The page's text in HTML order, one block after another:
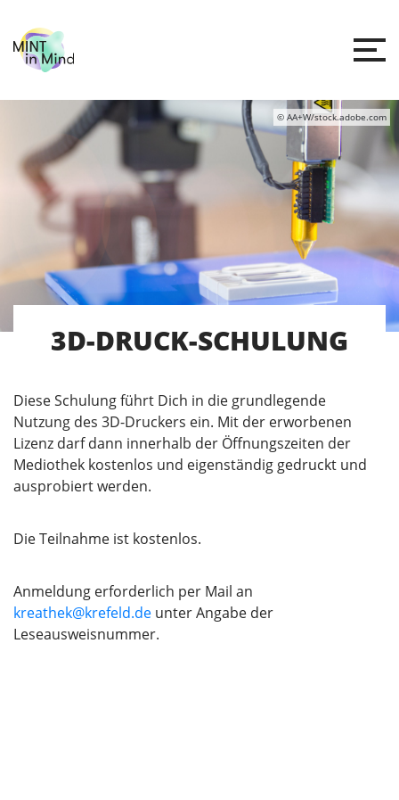
© AA+W/stock.adobe.com
3D-DRUCK-SCHULUNG
Diese Schulung führt Dich in die grundlegende
Nutzung des 3D-Druckers ein. Mit der erworbenen
Lizenz darf dann innerhalb der Öffnungszeiten der
Mediothek kostenlos und eigenständig gedruckt und
ausprobiert werden.
Die Teilnahme ist kostenlos.
Anmeldung erforderlich per Mail an
kreathek@krefeld.de unter Angabe der
Leseausweisnummer.